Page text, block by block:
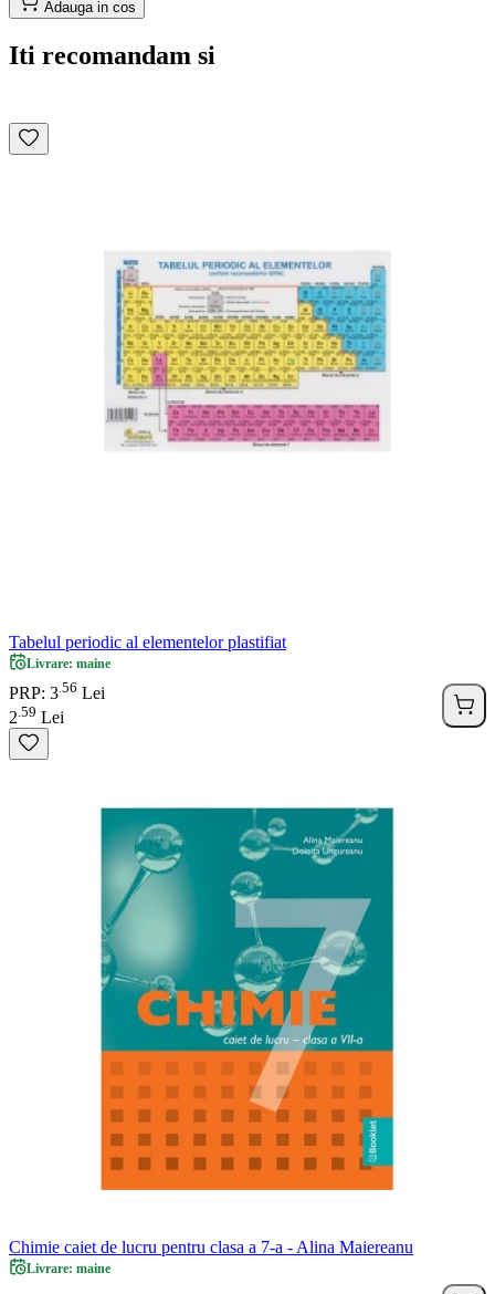
Adauga in cos
Iti recomandam si
Tabelul periodic al elementelor plastifiat
Livrare: maine
PRP: 3 56 Lei
2 59 Lei
Chimie caiet de lucru pentru clasa a 7-a - Alina Maiereanu
Livrare: maine